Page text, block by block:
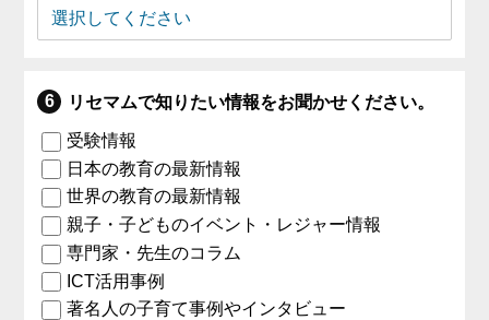
リセマムで知りたい情報をお聞かせください。
受験情報
日本の教育の最新情報
世界の教育の最新情報
親子・子どものイベント・レジャー情報
専門家・先生のコラム
ICT活用事例
著名人の子育て事例やインタビュー